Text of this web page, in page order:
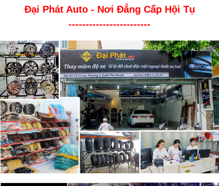
Đại Phát Auto - Nơi Đẳng Cấp Hội Tụ
------------------------